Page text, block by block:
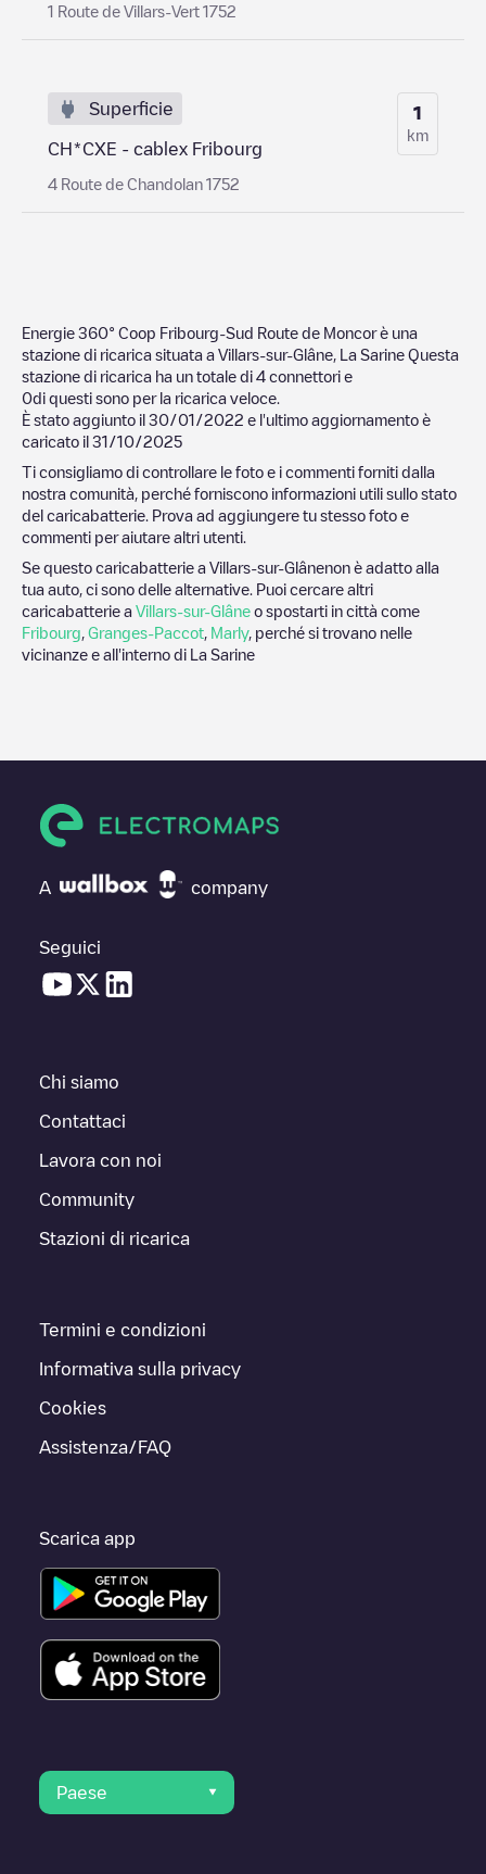
1 Route de Villars-Vert 1752
Superficie
CH*CXE - cablex Fribourg
4 Route de Chandolan 1752
1
km
Energie 360° Coop Fribourg-Sud Route de Moncorè una
stazione di ricarica situata a Villars-sur-Glâne La Sarine Questa
stazione di ricarica ha un totale di 4 connettori e
0di questi sono per la ricarica veloce.
È stato aggiunto il 30/01/2022 e l'ultimo aggiornamento è
caricato il 31/10/2025
Ti consigliamo di controllare le foto e i commenti forniti dalla
nostra comunità, perché forniscono informazioni utili sullo stato
del caricabatterie. Prova ad aggiungere tu stesso foto e
commenti per aiutare altri utenti.
Se questo caricabatterie a Villars-sur-Glânenon è adatto alla
tua auto, ci sono delle alternative. Puoi cercare altri
caricabatterie a Villars-sur-Glâne o spostarti in città come
Fribourg Granges-Paccot Marly, perché si trovano nelle
vicinanze e all'interno di La Sarine
A company
Seguici
Chi siamo
Contattaci
Lavora con noi
Community
Stazioni di ricarica
Termini e condizioni
Informativa sulla privacy
Cookies
Assistenza/FAQ
Scarica app
Paese